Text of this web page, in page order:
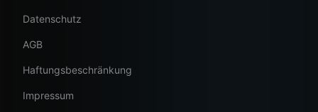
Datenschutz
AGB
Haftungsbeschränkung
Impressum